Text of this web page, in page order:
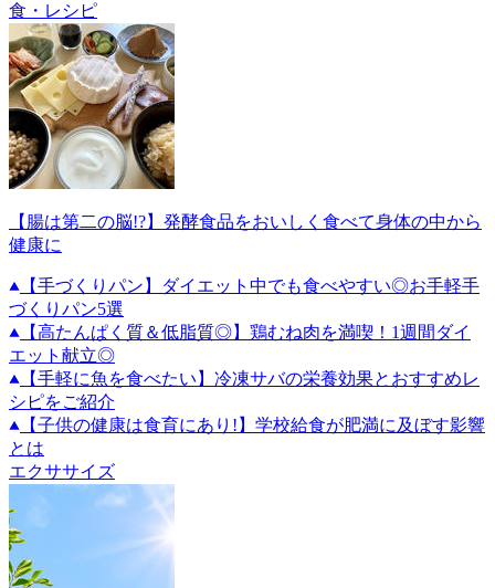
食・レシピ
【腸は第二の脳!?】発酵食品をおいしく食べて身体の中から
健康に
【手づくりパン】ダイエット中でも食べやすい◎お手軽手
づくりパン5選
【高たんぱく質＆低脂質◎】鶏むね肉を満喫！1週間ダイ
エット献立◎
【手軽に魚を食べたい】冷凍サバの栄養効果とおすすめレ
シピをご紹介
【子供の健康は食育にあり!】学校給食が肥満に及ぼす影響
とは
エクササイズ